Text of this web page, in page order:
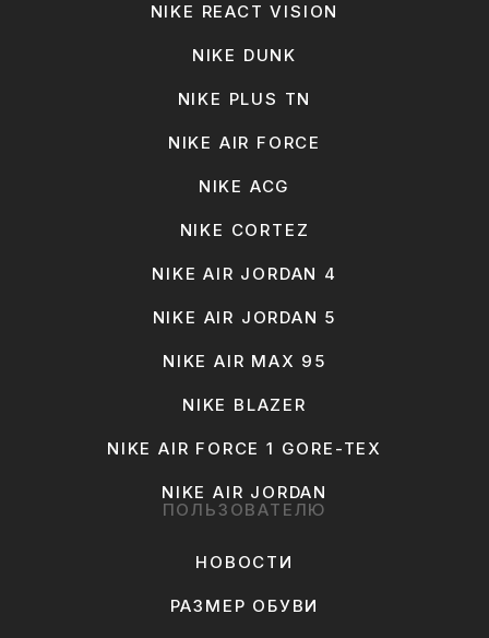
NIKE REACT VISION
NIKE DUNK
NIKE PLUS TN
NIKE AIR FORCE
NIKE ACG
NIKE CORTEZ
NIKE AIR JORDAN 4
NIKE AIR JORDAN 5
NIKE AIR MAX 95
NIKE BLAZER
NIKE AIR FORCE 1 GORE-TEX
NIKE AIR JORDAN
ПОЛЬЗОВАТЕЛЮ
НОВОСТИ
РАЗМЕР ОБУВИ